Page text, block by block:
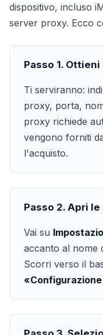
dispositivo, incluso
server proxy. Ecco
Passo 1.
Ti serviranno:
proxy, porta,
proxy richiede
vengono forniti
l'acquisto.
Passo 2. Apri
Vai su
accanto al nome
Scorri verso il